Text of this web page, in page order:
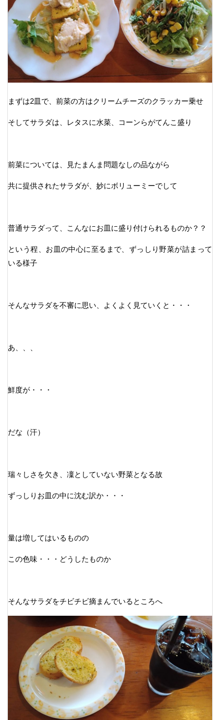
まずは2皿で、前菜の方はクリームチーズのクラッカー乗せ
そしてサラダは、レタスに水菜、コーンらがてんこ盛り
前菜については、見たまんま問題なしの品ながら
共に提供されたサラダが、妙にボリューミーでして
普通サラダって、こんなにお皿に盛り付けられるものか？？
という程、お皿の中心に至るまで、ずっしり野菜が詰まって
いる様子
そんなサラダを不審に思い、よくよく見ていくと・・・
あ、、、
鮮度が・・・
だな（汗）
瑞々しさを欠き、凜としていない野菜となる故
ずっしりお皿の中に沈む訳か・・・
量は増してはいるものの
この色味・・・どうしたものか
そんなサラダをチビチビ摘まんでいるところへ